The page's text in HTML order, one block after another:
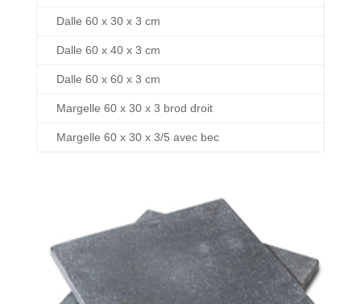
Dalle 60 x 30 x 3 cm
Dalle 60 x 40 x 3 cm
Dalle 60 x 60 x 3 cm
Margelle 60 x 30 x 3 brod droit
Margelle 60 x 30 x 3/5 avec bec